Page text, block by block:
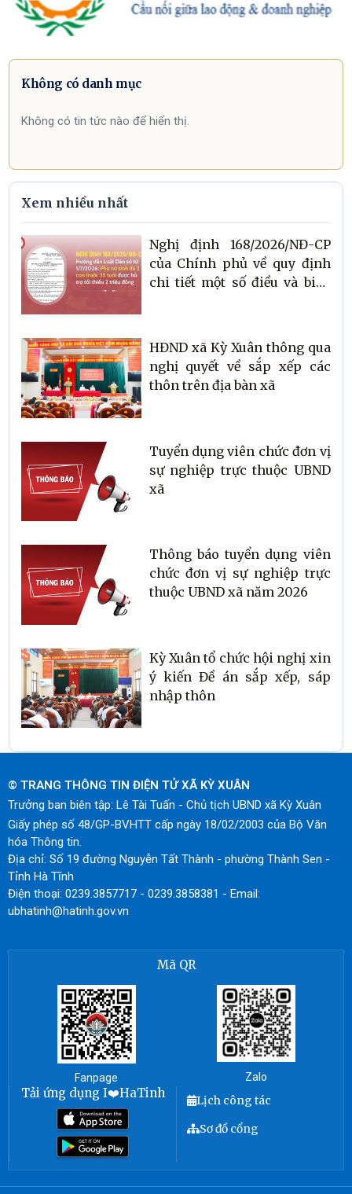
Không có danh mục
Không có tin tức nào để hiển thị.
Xem nhiều nhất
Nghị định 168/2026/NĐ-CP
của Chính phủ về quy định
chi tiết một số điều và biện
HĐND xã Kỳ Xuân thông qua
nghị quyết về sắp xếp các
thôn trên địa bàn xã
Tuyển dụng viên chức đơn vị
sự nghiệp trực thuộc UBND
xã
Thông báo tuyển dụng viên
chức đơn vị sự nghiệp trực
thuộc UBND xã năm 2026
Kỳ Xuân tổ chức hội nghị xin
ý kiến Đề án sắp xếp, sáp
nhập thôn
© TRANG THÔNG TIN ĐIỆN TỬ XÃ KỲ XUÂN
Trưởng ban biên tập: Lê Tài Tuấn - Chủ tịch UBND xã Kỳ Xuân
Giấy phép số 48/GP-BVHTT cấp ngày 18/02/2003 của Bộ Văn
hóa Thông tin.
Địa chỉ: Số 19 đường Nguyễn Tất Thành - phường Thành Sen -
Tỉnh Hà Tĩnh
Điện thoại: 0239.3857717 - 0239.3858381 - Email:
ubhatinh@hatinh.gov.vn
Mã QR
Fanpage Zalo
Tải ứng dụng I❤️HaTinh
Lịch công tác
Sơ đồ cổng